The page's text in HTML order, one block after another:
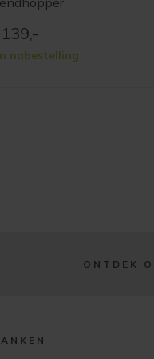
139,-
nabestelling
ONTDEK